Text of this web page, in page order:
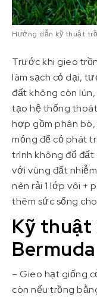
Hướng dẫn kỹ thuật
Trước khi gieo
làm sạch cỏ dại,
đất không còn
tạo hệ thống
hợp gồm phân
mỏng để cỏ phát
trình không đổ đất
với vùng đất
nên rải 1 lớp vôi +
thêm sức sống
Kỹ
Bermuda
– Gieo hạt giống
còn nếu trồng